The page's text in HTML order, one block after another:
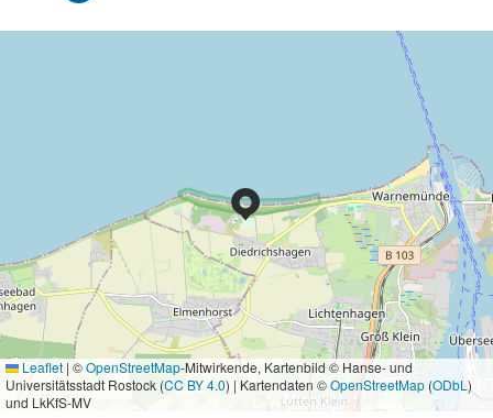
Leaflet | ©OpenStreetMap-Mitwirkende, Kartenbild © Hanse- und
Universitätsstadt Rostock (CC BY 4.0) | Kartendaten ©OpenStreetMap (ODbL )
und LkKfS-MV